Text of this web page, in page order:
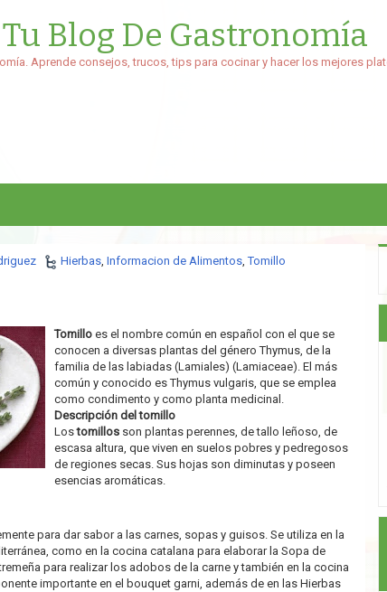
Blog De Gastronomía
Aprende consejos, trucos, tips para cocinar y hacer los mejores
Hierbas, Informacion de Alimentos,Tomillo
Tomilloes el nombre común en español con el que se
conocen a diversas plantas del género Thymus, de la
familia de las labiadas (Lamiales) (Lamiaceae). El más
común y conocido es Thymus vulgaris, que se emplea
como condimento y como planta medicinal.
Descripción del tomillo
Lostomillosson plantas perennes, de tallo leñoso, de
escasa altura, que viven en suelos pobres y pedregosos
de regiones secas. Sus hojas son diminutas y poseen
esencias aromáticas.
para dar sabor a las carnes, sopas y guisos. Se utiliza en la
como en la cocina catalana para elaborar la Sopa de
para realizar los adobos de la carne y también en la cocina
importante en el bouquet garni, además de en las Hierbas